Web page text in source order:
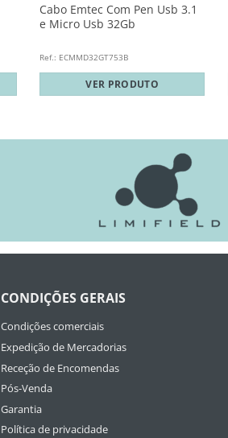
Cabo Emtec Com Pen Usb 3.1
e Micro Usb 32Gb
Ref.: ECMMD32GT753B
VER PRODUTO
CONDIÇÕES GERAIS
Condições comerciais
Expedição de Mercadorias
Receção de Encomendas
Pós-Venda
Garantia
Política de privacidade